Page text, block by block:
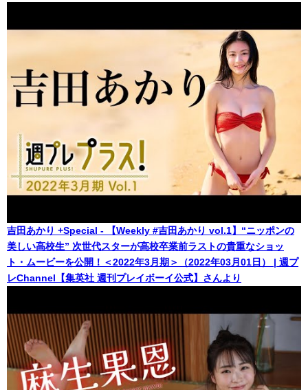
吉田あかり +Special - 【Weekly #吉田あかり vol.1】“ニッポンの
美しい高校生” 次世代スターが高校卒業前ラストの貴重なショッ
ト・ムービーを公開！＜2022年3月期＞（2022年03月01日） | 週プ
レChannel【集英社 週刊プレイボーイ公式】さんより